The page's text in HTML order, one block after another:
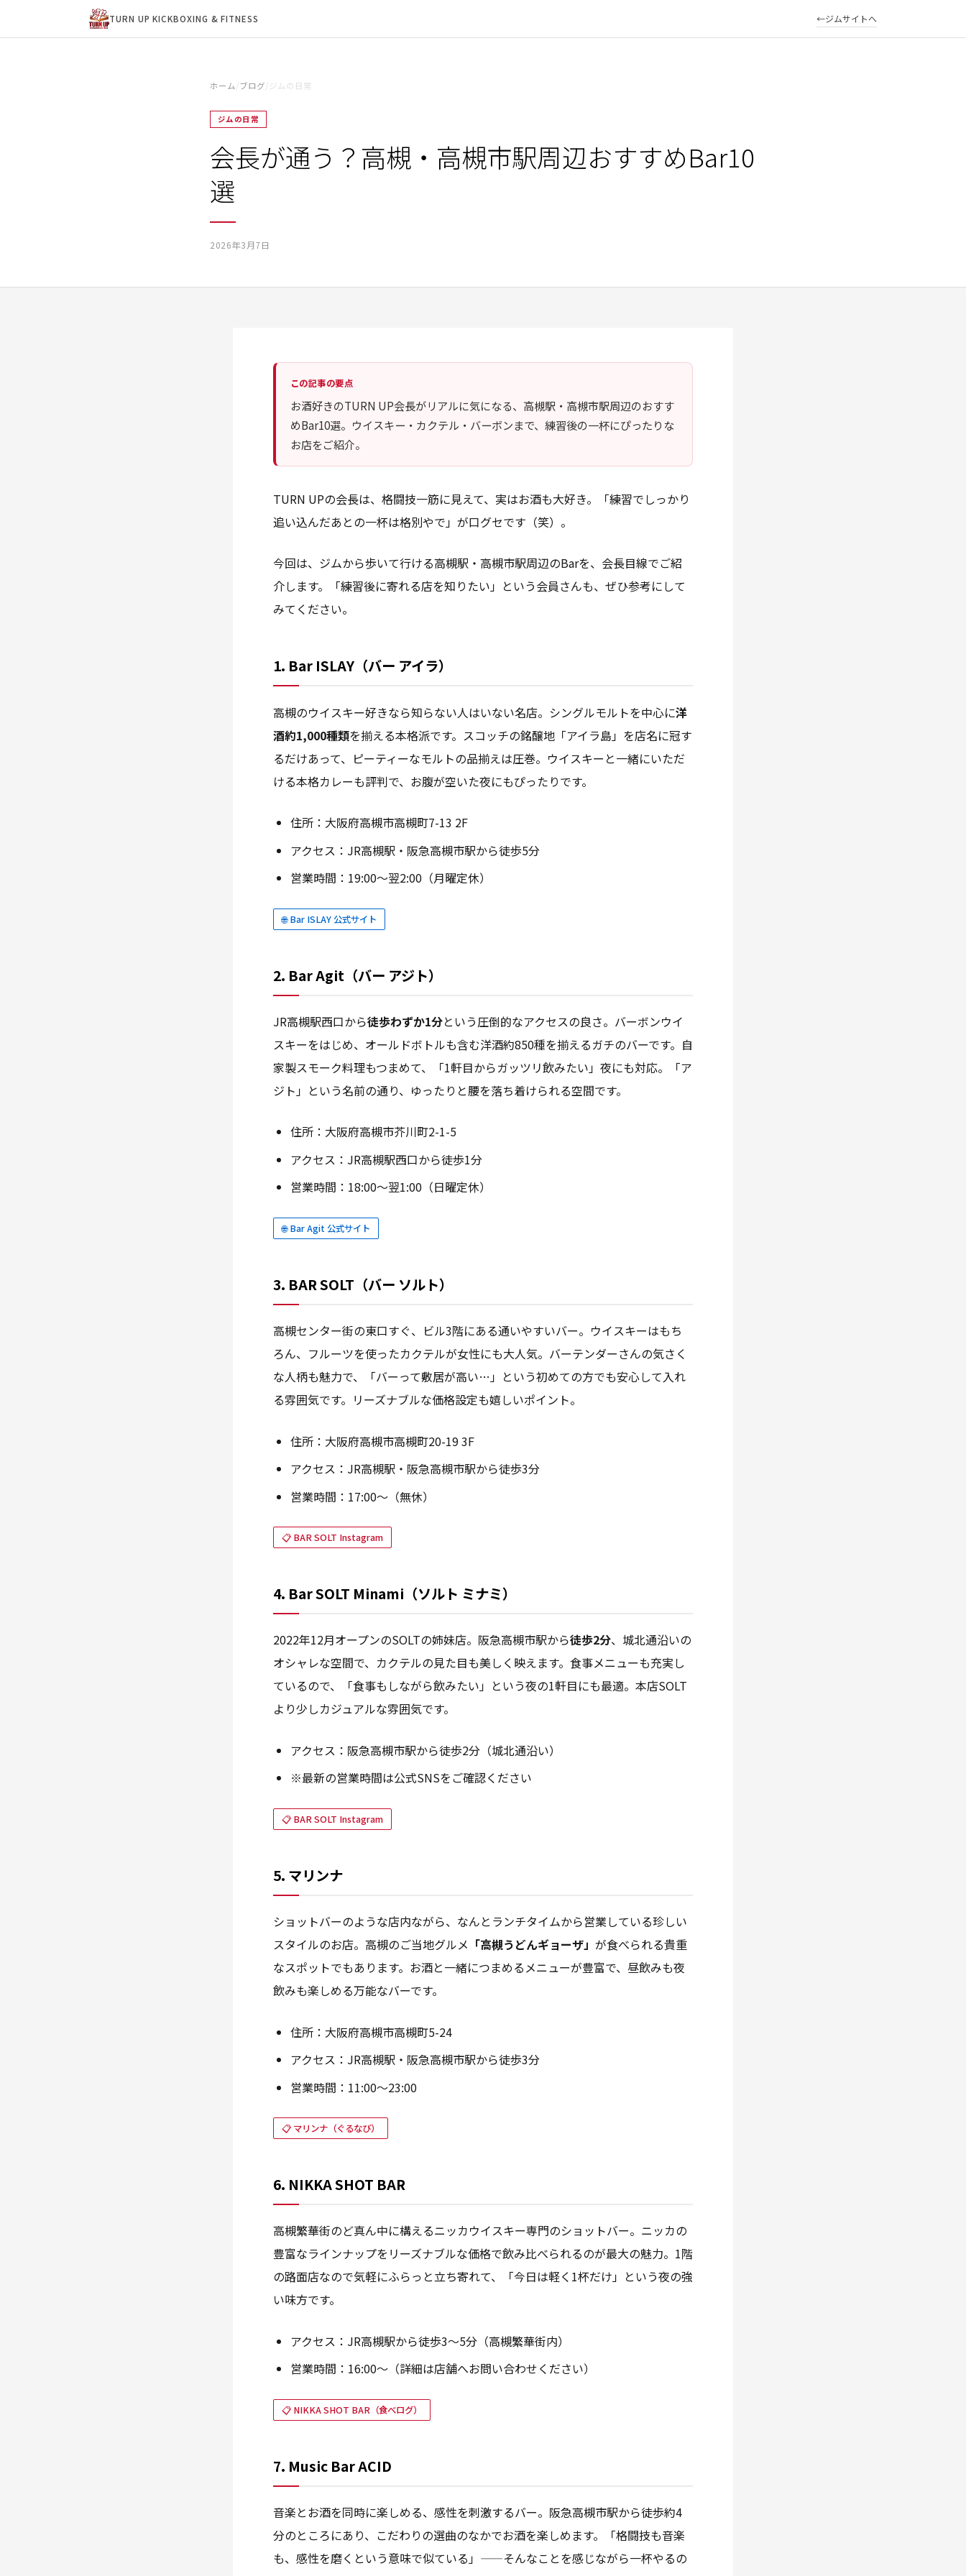
TURN UP KICKBOXING & FITNESS ジムサイトへ
ホーム/ブログ/ ジムの日常
ジムの日常
会長が通う？高槻・高槻市駅周辺おすすめBar10
選
2026年3月7日
この記事の要点
お酒好きのTURN UP会長がリアルに気になる、高槻駅・高槻市駅周辺のおすす
めBar10選。ウイスキー・カクテル・バーボンまで、練習後の一杯にぴったりな
お店をご紹介。
TURN UPの会長は、格闘技一筋に見えて、実はお酒も大好き。「練習でしっかり
追い込んだあとの一杯は格別やで」が口グセです（笑）。
今回は、ジムから歩いて行ける高槻駅・高槻市駅周辺のBarを、会長目線でご紹
介します。「練習後に寄れる店を知りたい」という会員さんも、ぜひ参考にして
みてください。
1. Bar ISLAY（バー アイラ）
高槻のウイスキー好きなら知らない人はいない名店。シングルモルトを中心に洋
酒約1,000種類を揃える本格派です。スコッチの銘醸地「アイラ島」を店名に冠す
るだけあって、ピーティーなモルトの品揃えは圧巻。ウイスキーと一緒にいただ
ける本格カレーも評判で、お腹が空いた夜にもぴったりです。
住所：大阪府高槻市高槻町7-13 2F
アクセス：JR高槻駅・阪急高槻市駅から徒歩5分
営業時間：19:00〜翌2:00（月曜定休）
🌐 Bar ISLAY 公式サイト
2. Bar Agit（バー アジト）
JR高槻駅西口から徒歩わずか1分という圧倒的なアクセスの良さ。バーボンウイ
スキーをはじめ、オールドボトルも含む洋酒約850種を揃えるガチのバーです。自
家製スモーク料理もつまめて、「1軒目からガッツリ飲みたい」夜にも対応。「ア
ジト」という名前の通り、ゆったりと腰を落ち着けられる空間です。
住所：大阪府高槻市芥川町2-1-5
アクセス：JR高槻駅西口から徒歩1分
営業時間：18:00〜翌1:00（日曜定休）
🌐 Bar Agit 公式サイト
3. BAR SOLT（バー ソルト）
高槻センター街の東口すぐ、ビル3階にある通いやすいバー。ウイスキーはもち
ろん、フルーツを使ったカクテルが女性にも大人気。バーテンダーさんの気さく
な人柄も魅力で、「バーって敷居が高い…」という初めての方でも安心して入れ
る雰囲気です。リーズナブルな価格設定も嬉しいポイント。
住所：大阪府高槻市高槻町20-19 3F
アクセス：JR高槻駅・阪急高槻市駅から徒歩3分
営業時間：17:00〜（無休）
📋 BAR SOLT Instagram
4. Bar SOLT Minami（ソルト ミナミ）
2022年12月オープンのSOLTの姉妹店。阪急高槻市駅から徒歩2分、城北通沿いの
オシャレな空間で、カクテルの見た目も美しく映えます。食事メニューも充実し
ているので、「食事もしながら飲みたい」という夜の1軒目にも最適。本店SOLT
より少しカジュアルな雰囲気です。
アクセス：阪急高槻市駅から徒歩2分（城北通沿い）
※最新の営業時間は公式SNSをご確認ください
📋 BAR SOLT Instagram
5. マリンナ
ショットバーのような店内ながら、なんとランチタイムから営業している珍しい
スタイルのお店。高槻のご当地グルメ 「高槻うどんギョーザ」 が食べられる貴重
なスポットでもあります。お酒と一緒につまめるメニューが豊富で、昼飲みも夜
飲みも楽しめる万能なバーです。
住所：大阪府高槻市高槻町5-24
アクセス：JR高槻駅・阪急高槻市駅から徒歩3分
営業時間：11:00〜23:00
📋 マリンナ（ぐるなび）
6. NIKKA SHOT BAR
高槻繁華街のど真ん中に構えるニッカウイスキー専門のショットバー。ニッカの
豊富なラインナップをリーズナブルな価格で飲み比べられるのが最大の魅力。1階
の路面店なので気軽にふらっと立ち寄れて、「今日は軽く1杯だけ」という夜の強
い味方です。
アクセス：JR高槻駅から徒歩3〜5分（高槻繁華街内）
営業時間：16:00〜（詳細は店舗へお問い合わせください）
📋 NIKKA SHOT BAR（食べログ）
7. Music Bar ACID
音楽とお酒を同時に楽しめる、感性を刺激するバー。阪急高槻市駅から徒歩約4
分のところにあり、こだわりの選曲のなかでお酒を楽しめます。「格闘技も音楽
も、感性を磨くという意味で似ている」——そんなことを感じながら一杯やるの